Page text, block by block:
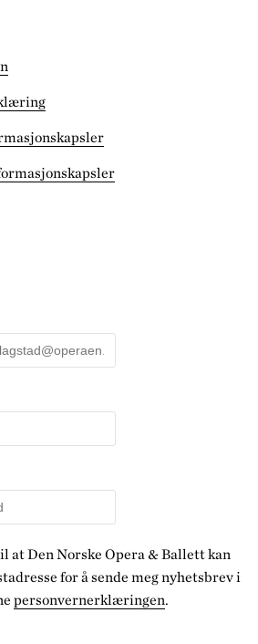
at Den Norske Opera & Ballett kan
for å sende meg nyhetsbrev i
personvernerklæringen.